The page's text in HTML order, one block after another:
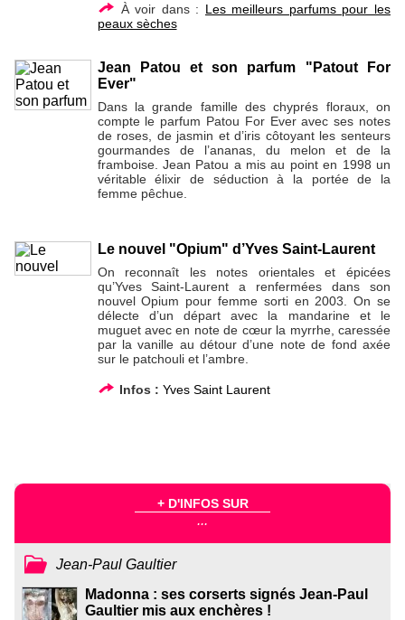
À voir dans : Les meilleurs parfums pour les
peaux sèches
Jean Patou et son parfum "Patout For
Ever"
Dans la grande famille des chyprés floraux, on
compte le parfum Patou For Ever avec ses notes
de roses, de jasmin et d’iris côtoyant les senteurs
gourmandes de l’ananas, du melon et de la
framboise. Jean Patou a mis au point en 1998 un
véritable élixir de séduction à la portée de la
femme pêchue.
Le nouvel "Opium" d’Yves Saint-Laurent
On reconnaît les notes orientales et épicées
qu’Yves Saint-Laurent a renfermées dans son
nouvel Opium pour femme sorti en 2003. On se
délecte d’un départ avec la mandarine et le
muguet avec en note de cœur la myrrhe, caressée
par la vanille au détour d’une note de fond axée
sur le patchouli et l’ambre.
Infos : Yves Saint Laurent
+ D'INFOS SUR
...
Jean-Paul Gaultier
Madonna : ses corserts signés Jean-Paul
Gaultier mis aux enchères !